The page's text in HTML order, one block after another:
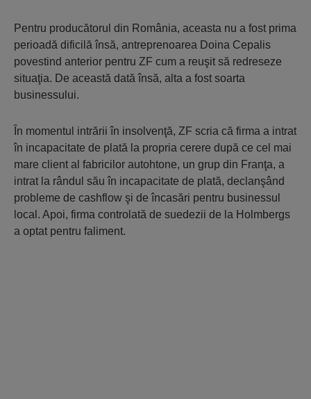
Pentru produ­că­to­rul din România, aceas­ta nu a fost prima
peri­oadă dificilă însă, antre­prenoarea Doina Cepa­lis
povestind ante­rior pentru ZF cum a reuşit să redreseze
situaţia. De această dată însă, alta a fost soarta
businessului.
În momentul intrării în insol­ven­ţă, ZF scria că firma a intrat
în inca­pa­ci­tate de plată la propria cerere după ce cel mai
mare client al fabricilor autohtone, un grup din Franţa, a
intrat la rândul său în incapacitate de plată, declanşând
pro­bleme de cashflow şi de în­ca­sări pentru busi­nessul
local. A­poi, firma con­tro­lată de suedezii de la Holmbergs
a op­tat pentru faliment.